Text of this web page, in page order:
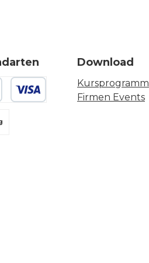
Download
Kursprogramm
Firmen Events